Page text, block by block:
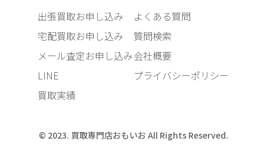
出張買取お申し込み
宅配買取お申し込み
メール査定お申し込み
LINE
買取実績
よくある質問
質問検索
会社概要
プライバシーポリシー
© 2023. 買取専門店おもいお All Rights Reserved.